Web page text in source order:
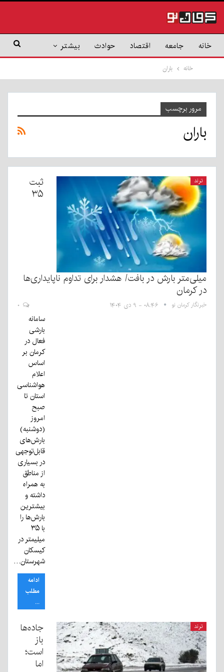
خانه جامعه اقتصاد حوادث بیشتر
خانه باران
مرور برچسب
باران
ترند
ثبت
۳۵
میلی‌متر بارش در بافت/ هشدار برای تداوم ناپایداری‌ها
در کرمان
خبرنگار کرمان نو ۰۸:۴۶ - ۹ دی ۱۴۰۴
سامانه
بارشی
فعال در
کرمان بر
اساس
اعلام
هواشناسی
استان تا
صبح
امروز
(دوشنبه)
بارش‌های
قابل‌توجهی
در بسیاری
از مناطق
به همراه
داشته و
بیشترین
بارش‌ها را
با ۳۵
میلیمتر در
کیسکان
شهرستان…
ادامه
مطلب
...
ترند
جاده‌ها
باز
است؛
اما